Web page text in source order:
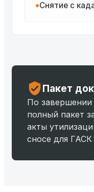
Снятие с
Пакет
По завершении
полный пакет
акты
сносе для